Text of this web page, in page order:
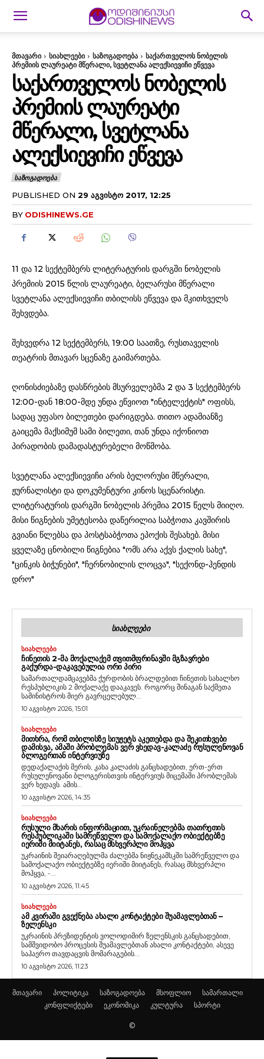
მთავარი სიახლეები საზოგადოება
საქართველოს ნობელის
პრემიის ლაურეატი მწერალი, სვეტლანა ალექსიევიჩი ეწვევა
ᲡᲐᲥᲐᲠᲗᲕᲔᲚᲝᲡ ᲜᲝᲑᲔᲚᲘᲡ
ᲞᲠᲔᲛᲘᲘᲡ ᲚᲐᲣᲠᲔᲐᲢᲘ
ᲛᲬᲔᲠᲐᲚᲘ, ᲡᲕᲔᲢᲚᲐᲜᲐ
ᲐᲚᲔᲥᲡᲘᲔᲕᲘᲩᲘ ᲔᲬᲕᲔᲕᲐ
ᲡᲐᲖᲝᲒᲐᲓᲝᲔᲑᲐ
PUBLISHED ON 29 ᲐᲒᲕᲘᲡᲢᲝ 2017, 12:25
BY ODISHINEWS.GE
11 და 12 სექტემბერს ლიტერატურის დარგში ნობელის
პრემიის 2015 წლის ლაურეატი, ბელარუსი მწერალი
სვეტლანა ალექსიევიჩი თბილისს ეწვევა და მკითხველს
შეხვდება.
შეხვედრა 12 სექტემბერს, 19:00 საათზე, რუსთაველის
თეატრის მთავარ სცენაზე გაიმართება.
ღონისძიებაზე დასწრების მსურველებმა 2 და 3 სექტემბერს
12:00-დან 18:00-მდე უნდა ეწვიოთ "ინტელექტის" ოფისს,
სადაც უფასო ბილეთები დარიგდება. თითო ადამიანზე
გაიცემა მაქსიმუმ სამი ბილეთი, თან უნდა იქონიოთ
პირადობის დამადასტურებელი მოწმობა.
სვეტლანა ალექსიევიჩი არის ბელორუსი მწერალი,
ჟურნალისტი და დოკუმენტური კინოს სცენარისტი.
ლიტერატურის დარგში ნობელის პრემია 2015 წელს მიიღო.
მისი წიგნების უმეტესობა დაწერილია საბჭოთა კავშირის
გვიანი წლებსა და პოსტსაბჭოთა ეპოქის შესახებ. მისი
ყველაზე ცნობილი წიგნებია "ომს არა აქვს ქალის სახე",
"ცინკის ბიჭუნები", "ჩერნობილის ლოცვა", "სექონდ-ჰენდის
დრო"
ᲡᲘᲐᲮᲚᲔᲔᲑᲘ
ᲡᲘᲐᲮᲚᲔᲔᲑᲘ
ᲩᲘᲜᲔᲗᲘᲡ 2-ᲛᲐ ᲛᲝᲥᲐᲚᲐᲥᲔᲛ ᲗᲕᲘᲗᲛᲤᲠᲘᲜᲐᲕᲨᲘ ᲛᲒᲖᲐᲕᲠᲔᲑᲘ
ᲒᲐᲥᲣᲠᲓᲐ-ᲓᲐᲙᲐᲕᲔᲑᲣᲚᲘᲐ ᲝᲠᲘ ᲞᲘᲠᲘ
სამართალდამცავებმა ქურდობის ბრალდებით ჩინეთის სახალხო
რესპუბლიკის 2 მოქალაქე დააკავეს. როგორც შინაგან საქმეთა
სამინისტროს მიერ გავრცელებულ...
10 აგვისტო 2026, 15:01
ᲡᲘᲐᲮᲚᲔᲔᲑᲘ
ᲛᲘᲗᲮᲠᲐ, ᲠᲝᲛ ᲗᲑᲘᲚᲘᲡᲖᲔ ᲡᲘᲣᲟᲔᲢᲡ ᲐᲙᲔᲗᲔᲑᲓᲐ ᲓᲐ ᲨᲔᲙᲘᲗᲮᲕᲔᲑᲘ
ᲓᲐᲛᲘᲡᲕᲐ, ᲐᲛᲐᲨᲘ ᲞᲠᲝᲑᲚᲔᲛᲐᲡ ᲕᲔᲠ ᲕᲮᲔᲓᲐᲕ-ᲙᲐᲚᲐᲫᲔ ᲠᲣᲡᲣᲚᲔᲜᲝᲕᲐᲜ
ᲑᲚᲝᲒᲔᲠᲗᲐᲜ ᲘᲜᲢᲔᲠᲕᲘᲣᲖᲔ
დედაქალაქის მერის, კახა კალაძის განცხადებით, ერთ-ერთ
რუსულენოვანი ბლოგერისთვის ინტერვიუს მიცემაში პრობლემას
ვერ ხედავს. ამის...
10 აგვისტო 2026, 14:35
ᲡᲘᲐᲮᲚᲔᲔᲑᲘ
ᲠᲣᲡᲣᲚᲘ ᲛᲮᲐᲠᲘᲡ ᲘᲜᲤᲝᲠᲛᲐᲪᲘᲘᲗ, ᲣᲙᲠᲐᲘᲜᲔᲚᲔᲑᲛᲐ ᲗᲐᲗᲠᲔᲗᲘᲡ
ᲠᲔᲡᲞᲣᲑᲚᲘᲙᲐᲨᲘ ᲡᲐᲛᲠᲔᲬᲕᲔᲚᲝ ᲓᲐ ᲡᲐᲛᲝᲥᲐᲚᲐᲥᲝ ᲝᲑᲘᲔᲥᲢᲔᲑᲖᲔ
ᲘᲔᲠᲘᲨᲘ ᲛᲘᲘᲢᲐᲜᲔᲡ, ᲠᲐᲡᲐᲪ ᲛᲡᲮᲕᲔᲠᲞᲚᲘ ᲛᲝᲰᲧᲕᲐ
უკრაინის შეიარაღებულმა ძალებმა ნიჟნეკამსკში სამრეწველო და
სამოქალაქო ობიექტებზე იერიში მიიტანეს, რასაც მსხვერპლი
მოჰყვა, -...
10 აგვისტო 2026, 11:45
ᲡᲘᲐᲮᲚᲔᲔᲑᲘ
ᲐᲛ ᲙᲕᲘᲠᲐᲨᲘ ᲒᲕᲔᲥᲜᲔᲑᲐ ᲐᲮᲐᲚᲘ ᲙᲝᲜᲢᲐᲥᲢᲔᲑᲘ ᲨᲣᲐᲛᲐᲕᲚᲔᲑᲗᲐᲜ –
ᲖᲔᲚᲔᲜᲡᲙᲘ
უკრაინის პრეზიდენტის ვოლოდიმირ ზელენსკის განცხადებით,
სამშვიდობო პროცესის შუამავლებთან ახალი კონტაქტები, ასევე
საჰაერო თავდაცვის მომარაგების...
10 აგვისტო 2026, 11:23
მთავარი პოლიტიკა საზოგადოება მსოფლიო
სამართალი
კონფლიქტები
ეკონომიკა კულტურა სპორტი
©